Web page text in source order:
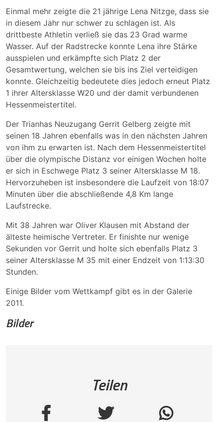
Einmal mehr zeigte die 21 jährige Lena Nitzge, dass sie
in diesem Jahr nur schwer zu schlagen ist. Als
drittbeste Athletin verließ sie das 23 Grad warme
Wasser. Auf der Radstrecke konnte Lena ihre Stärke
ausspielen und erkämpfte sich Platz 2 der
Gesamtwertung, welchen sie bis ins Ziel verteidigen
konnte. Gleichzeitig bedeutete dies jedoch erneut Platz
1 ihrer Altersklasse W20 und der damit verbundenen
Hessenmeistertitel.
Der Trianhas Neuzugang Gerrit Gelberg zeigte mit
seinen 18 Jahren ebenfalls was in den nächsten Jahren
von ihm zu erwarten ist. Nach dem Hessenmeistertitel
über die olympische Distanz vor einigen Wochen holte
er sich in Eschwege Platz 3 seiner Altersklasse M 18.
Hervorzuheben ist insbesondere die Laufzeit von 18:07
Minuten über die abschließende 4,8 Km lange
Laufstrecke.
Mit 38 Jahren war Oliver Klausen mit Abstand der
älteste heimische Vertreter. Er finishte nur wenige
Sekunden vor Gerrit und holte sich ebenfalls Platz 3
seiner Altersklasse M 35 mit einer Endzeit von 1:13:30
Stunden.
Einige Bilder vom Wettkampf gibt es in der Galerie
2011.
Bilder
Teilen